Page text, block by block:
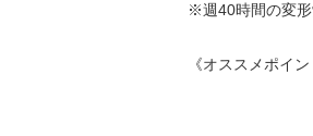
※週40時間の変形
《オススメポイン